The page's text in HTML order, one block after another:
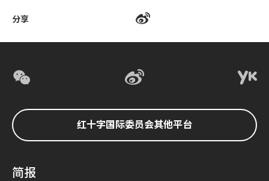
分享
红十字国际委员会其他平台
简报